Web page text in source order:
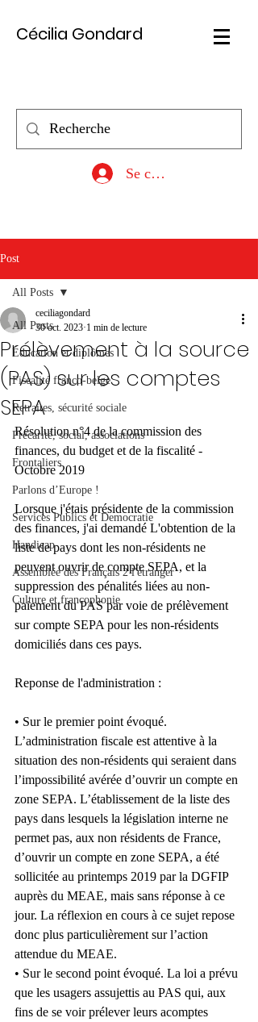
Cécilia Gondard
Se connecter
Post
All Posts
Éducation et diplômes
Fiscalité franco-belge
Retraites, sécurité sociale
Précarité, social, associations
Frontaliers
Parlons d’Europe !
Services Publics et Democratie
Handicap
Assemblée des Français 2 l'étranger
Culture et francophonie
All Posts
Prélèvement à la source
(PAS) sur les comptes
SEPA
ceciliagondard
30 oct. 2023 1 min de lecture
Résolution n°4 de la commission des
finances, du budget et de la fiscalité -
Octobre 2019
Lorsque j'étais présidente de la commission
des finances, j'ai demandé L'obtention de la
liste de pays dont les non-résidents ne
peuvent ouvrir de compte SEPA, et la
suppression des pénalités liées au non-
paiement du PAS par voie de prélèvement
sur compte SEPA pour les non-résidents
domiciliés dans ces pays.
Reponse de l'administration :
• Sur le premier point évoqué.
L’administration fiscale est attentive à la
situation des non-résidents qui seraient dans
l’impossibilité avérée d’ouvrir un compte en
zone SEPA. L’établissement de la liste des
pays dans lesquels la législation interne ne
permet pas, aux non résidents de France,
d’ouvrir un compte en zone SEPA, a été
sollicitée au printemps 2019 par la DGFIP
auprès du MEAE, mais sans réponse à ce
jour. La réflexion en cours à ce sujet repose
donc plus particulièrement sur l’action
attendue du MEAE.
• Sur le second point évoqué. La loi a prévu
que les usagers assujettis au PAS qui, aux
fins de se voir prélever leurs acomptes